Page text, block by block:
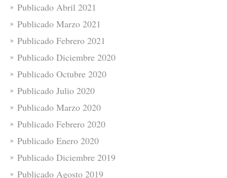
Publicado Abril 2021
Publicado Marzo 2021
Publicado Febrero 2021
Publicado Diciembre 2020
Publicado Octubre 2020
Publicado Julio 2020
Publicado Marzo 2020
Publicado Febrero 2020
Publicado Enero 2020
Publicado Diciembre 2019
Publicado Agosto 2019